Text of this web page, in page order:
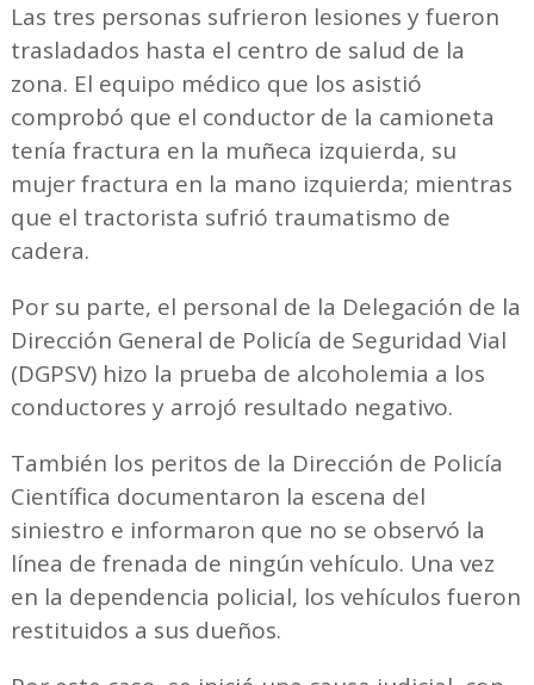
Las tres personas sufrieron lesiones y fueron
trasladados hasta el centro de salud de la
zona. El equipo médico que los asistió
comprobó que el conductor de la camioneta
tenía fractura en la muñeca izquierda, su
mujer fractura en la mano izquierda; mientras
que el tractorista sufrió traumatismo de
cadera.
Por su parte, el personal de la Delegación de la
Dirección General de Policía de Seguridad Vial
(DGPSV) hizo la prueba de alcoholemia a los
conductores y arrojó resultado negativo.
También los peritos de la Dirección de Policía
Científica documentaron la escena del
siniestro e informaron que no se observó la
línea de frenada de ningún vehículo. Una vez
en la dependencia policial, los vehículos fueron
restituidos a sus dueños.